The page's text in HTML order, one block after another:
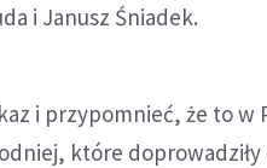
i Janusz Śniadek.
i przypomnieć, że to w
które